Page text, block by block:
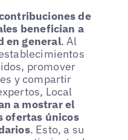
de
benefician a
en general. Al
promover
y compartir
Local
a mostrar el
ofertas únicos
. Esto, a su